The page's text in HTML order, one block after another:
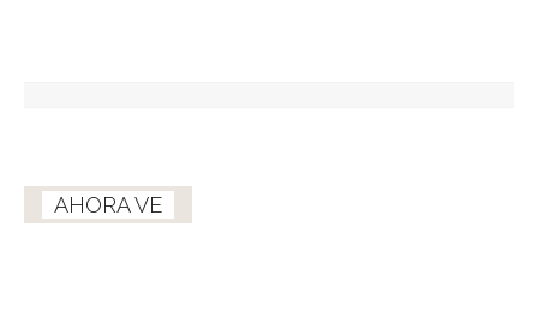
AHORA VE